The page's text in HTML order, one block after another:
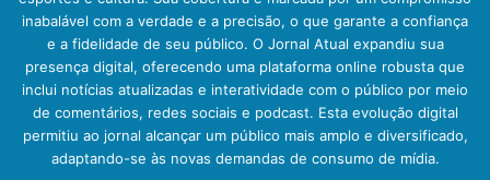
inabalável com a verdade e a precisão, o que garante a confiança
e a fidelidade de seu público. O Jornal Atual expandiu sua
presença digital, oferecendo uma plataforma online robusta que
inclui notícias atualizadas e interatividade com o público por meio
de comentários, redes sociais e podcast. Esta evolução digital
permitiu ao jornal alcançar um público mais amplo e diversificado,
adaptando-se às novas demandas de consumo de mídia.